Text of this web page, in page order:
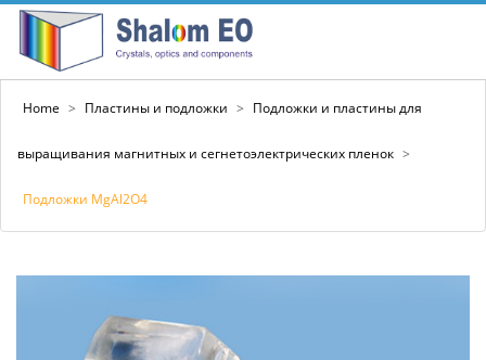
Home > Пластины и подложки > Подложки и пластины для
выращивания магнитных и сегнетоэлектрических пленок >
Подложки MgAl2O4